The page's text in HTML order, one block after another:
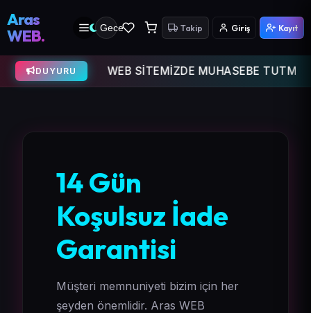
Aras
WEB.
Gece Takip Giriş Kayıt
DUYURU WEB SİTEMİZDE MUHASEBE TUTMA
14 Gün
Koşulsuz İade
Garantisi
Müşteri memnuniyeti bizim için her
şeyden önemlidir. Aras WEB